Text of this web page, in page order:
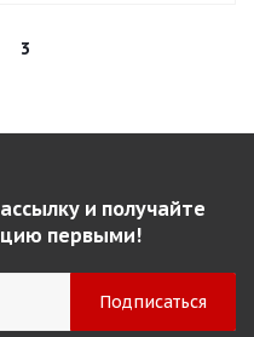
3
и получайте
первыми!